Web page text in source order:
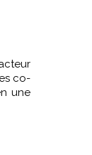
co-
une